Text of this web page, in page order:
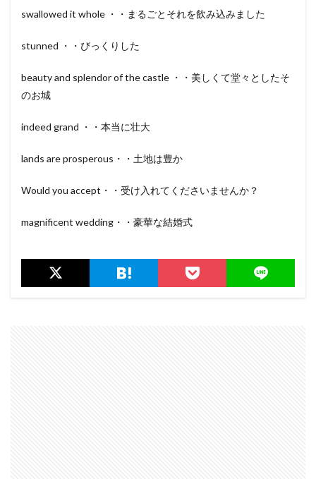
swallowed it whole ・・まるごとそれを飲み込みました
stunned ・・びっくりした
beauty and splendor of the castle ・・美しくて堂々としたそ
のお城
indeed grand ・・本当に壮大
lands are prosperous・・土地は豊か
Would you accept・・受け入れてくださいませんか？
magnificent wedding・・豪華な結婚式